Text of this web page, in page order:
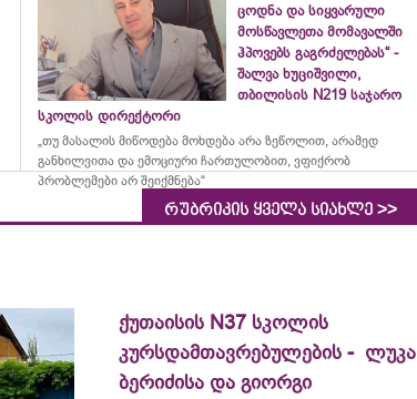
ცოდნა და სიყვარული
მოსწავლეთა მომავალში
ჰპოვებს გაგრძელებას“ -
შალვა ხუციშვილი,
თბილისის N219 საჯარო
სკოლის დირექტორი
„თუ მასალის მიწოდება მოხდება არა ზეწოლით, არამედ
განხილვითა და ემოციური ჩართულობით, ვფიქრობ
პრობლემები არ შეიქმნება“
რუბრიკის ყველა სიახლე >>
ქუთაისის N37 სკოლის
კურსდამთავრებულების - ლუკა
ბერიძისა და გიორგი